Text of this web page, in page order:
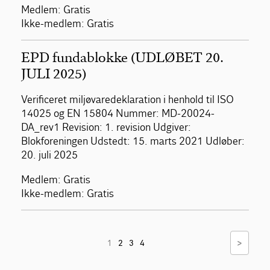
Medlem: Gratis
Ikke-medlem: Gratis
EPD fundablokke (UDLØBET 20.
JULI 2025)
Verificeret miljøvaredeklaration i henhold til ISO
14025 og EN 15804 Nummer: MD-20024-
DA_rev1 Revision: 1. revision Udgiver:
Blokforeningen Udstedt: 15. marts 2021 Udløber:
20. juli 2025
Medlem: Gratis
Ikke-medlem: Gratis
1 2 3 4 >